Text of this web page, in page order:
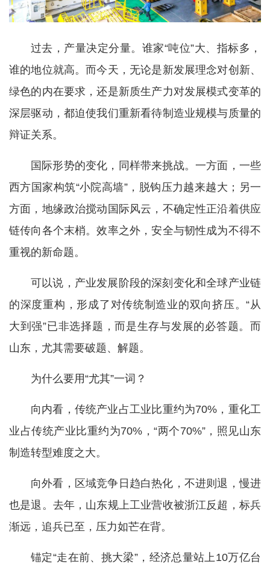
过去，产量决定分量。谁家“吨位”大、指标多，
谁的地位就高。而今天，无论是新发展理念对创新、
绿色的内在要求，还是新质生产力对发展模式变革的
深层驱动，都迫使我们重新看待制造业规模与质量的
辩证关系。
国际形势的变化，同样带来挑战。一方面，一些
西方国家构筑“小院高墙”，脱钩压力越来越大；另一
方面，地缘政治搅动国际风云，不确定性正沿着供应
链传向各个末梢。效率之外，安全与韧性成为不得不
重视的新命题。
可以说，产业发展阶段的深刻变化和全球产业链
的深度重构，形成了对传统制造业的双向挤压。“从
大到强”已非选择题，而是生存与发展的必答题。而
山东，尤其需要破题、解题。
为什么要用“尤其”一词？
向内看，传统产业占工业比重约为70%，重化工
业占传统产业比重约为70%，“两个70%”，照见山东
制造转型难度之大。
向外看，区域竞争日趋白热化，不进则退，慢进
也是退。去年，山东规上工业营收被浙江反超，标兵
渐远，追兵已至，压力如芒在背。
锚定“走在前、挑大梁”，经济总量站上10万亿台